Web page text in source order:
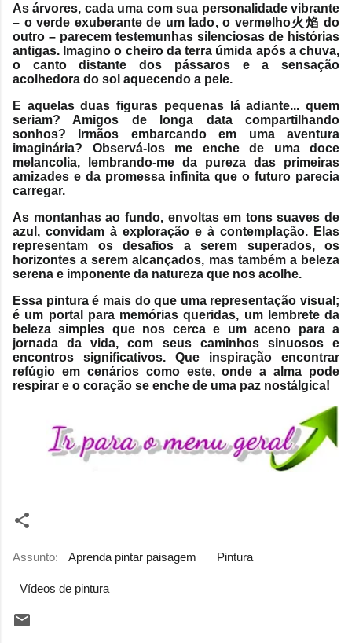
As árvores, cada uma com sua personalidade vibrante
– o verde exuberante de um lado, o vermelho火焰 do
outro – parecem testemunhas silenciosas de histórias
antigas. Imagino o cheiro da terra úmida após a chuva,
o canto distante dos pássaros e a sensação
acolhedora do sol aquecendo a pele.
E aquelas duas figuras pequenas lá adiante... quem
seriam? Amigos de longa data compartilhando
sonhos? Irmãos embarcando em uma aventura
imaginária? Observá-los me enche de uma doce
melancolia, lembrando-me da pureza das primeiras
amizades e da promessa infinita que o futuro parecia
carregar.
As montanhas ao fundo, envoltas em tons suaves de
azul, convidam à exploração e à contemplação. Elas
representam os desafios a serem superados, os
horizontes a serem alcançados, mas também a beleza
serena e imponente da natureza que nos acolhe.
Essa pintura é mais do que uma representação visual;
é um portal para memórias queridas, um lembrete da
beleza simples que nos cerca e um aceno para a
jornada da vida, com seus caminhos sinuosos e
encontros significativos. Que inspiração encontrar
refúgio em cenários como este, onde a alma pode
respirar e o coração se enche de uma paz nostálgica!
Assunto: Aprenda pintar paisagem Pintura
Vídeos de pintura